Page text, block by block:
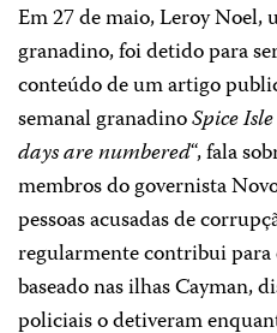
Em 27 de maio, Leroy
granadino, foi detido para
conteúdo de um artigo
semanal granadinoSpice
days are numbered“, fala
membros do governista
pessoas acusadas de
regularmente contribui
baseado nas ilhas Cayman,
policiais o detiveram